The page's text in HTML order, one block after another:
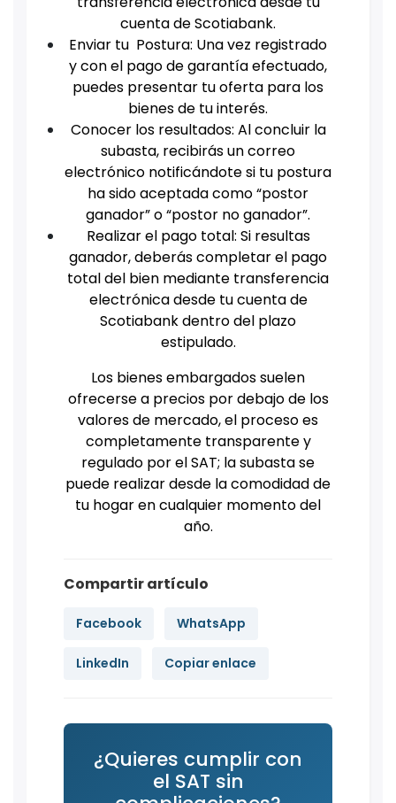
cuenta de Scotiabank.
Enviar tu Postura: Una vez registrado
y con el pago de garantía efectuado,
puedes presentar tu oferta para los
bienes de tu interés.
Conocer los resultados: Al concluir la
subasta, recibirás un correo
electrónico notificándote si tu postura
ha sido aceptada como “postor
ganador” o “postor no ganador”.
Realizar el pago total: Si resultas
ganador, deberás completar el pago
total del bien mediante transferencia
electrónica desde tu cuenta de
Scotiabank dentro del plazo
estipulado.
Los bienes embargados suelen
ofrecerse a precios por debajo de los
valores de mercado, el proceso es
completamente transparente y
regulado por el SAT; la subasta se
puede realizar desde la comodidad de
tu hogar en cualquier momento del
año.
Compartir artículo
Facebook WhatsApp
LinkedIn Copiar enlace
¿Quieres cumplir con
el SAT sin